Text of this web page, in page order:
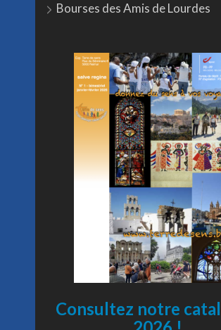
Bourses des Amis de Lourdes
Consultez notre